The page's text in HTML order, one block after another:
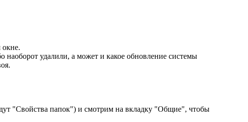
окне.
удалили, а может и какое обновление системы
"Свойства папок") и смотрим на вкладку "Общие", чтобы